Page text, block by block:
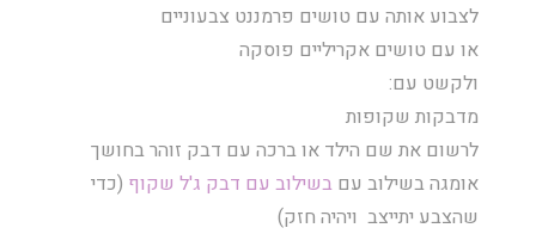
לצבוע אותה עם טושים פרמננט צבעוניים
או עם טושים אקריליים פוסקה
ולקשט עם:
מדבקות שקופות
לרשום את שם הילד או ברכה עם דבק זוהר בחושך
אומגהבשילוב עם בשילוב עם דבק ג'ל שקוף (כדי
שהצבע יתייצב ויהיה חזק)